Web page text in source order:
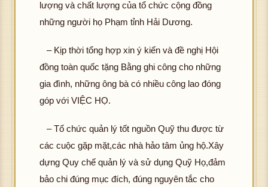
lượng và chất lượng của tổ chức cộng đồng
những người họ Phạm tỉnh Hải Dương.
– Kịp thời tổng hợp xin ý kiến và đề nghị Hội
đồng toàn quốc tặng Bằng ghi công cho những
gia đình, những ông bà có nhiều công lao đóng
góp với VIỆC HỌ.
– Tổ chức quản lý tốt nguồn Quỹ thu được từ
các cuộc gặp mặt,các nhà hảo tâm ủng hộ.Xây
dựng Quy chế quản lý và sử dụng Quỹ Họ,đảm
bảo chi đúng mục đích, đúng nguyên tắc cho